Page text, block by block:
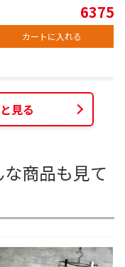
6375
カートに入れる
見る
商品も見て